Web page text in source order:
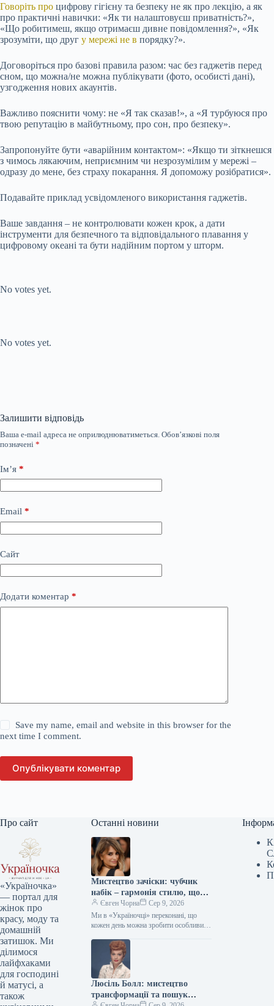
Говоріть про цифрову гігієну та безпеку не як про лекцію, а як
про практичні навички: «Як ти налаштовуєш приватність?»,
«Що робитимеш, якщо отримаєш дивне повідомлення?», «Як
зрозуміти, що друг у мережі не в порядку?».
Договоріться про базові правила разом: час без гаджетів перед
сном, що можна/не можна публікувати (фото, особисті дані),
узгодження нових акаунтів.
Важливо пояснити чому: не «Я так сказав!», а «Я турбуюся про
твою репутацію в майбутньому, про сон, про безпеку».
Запропонуйте бути «аварійним контактом»: «Якщо ти зіткнешся
з чимось лякаючим, неприємним чи незрозумілим у мережі –
одразу до мене, без страху покарання. Я допоможу розібратися».
Подавайте приклад усвідомленого використання гаджетів.
Ваше завдання – не контролювати кожен крок, а дати
інструменти для безпечного та відповідального плавання у
цифровому океані та бути надійним портом у шторм.
No votes yet.
No votes yet.
Залишити відповідь
Ваша e-mail адреса не оприлюднюватиметься. Обов’язкові поля
позначені *
Ім’я *
Email *
Сайт
Додати коментар *
Save my name, email and website in this browser for the
next time I comment.
Опублікувати коментар
Про сайт
«Україночка»
— портал для
жінок про
красу, моду та
домашній
затишок. Ми
ділимося
лайфхаками
для господині
й матусі, а
також
Останні новини
Мистецтво зачіски: чубчик
набік – гармонія стилю, що
надихає міленіалів та дивує
зумерів
Євген Чорна
Сер 9, 2026
Ми в «Україночці» переконані, що
кожен день можна зробити особливим,
натхнення. Сьогодні ми розбираємося
Люсіль Болл: мистецтво
трансформації та пошук